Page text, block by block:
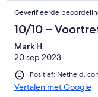
Geverifieerde
10/10 –
Mark H.
20 sep 2023
Positief: Netheid,
Vertalen met Google